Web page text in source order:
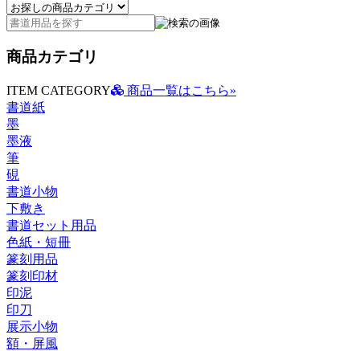
商品カテゴリ
ITEM CATEGORY
商品一覧はこちら»
書道紙
墨
墨液
筆
硯
書道小物
下敷き
書道セット用品
色紙・短冊
篆刻用品
篆刻印材
印泥
印刀
展示小物
額・屏風